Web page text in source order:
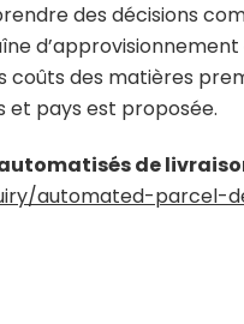
des décisions
des matières
et pays est proposée.
de
automated-parcel-